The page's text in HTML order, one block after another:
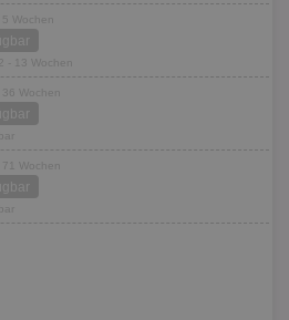
Wochen
- 13 Wochen
Wochen
Wochen